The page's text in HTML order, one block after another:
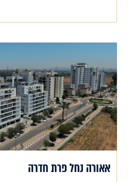
אאורה נחל פרת חדרה